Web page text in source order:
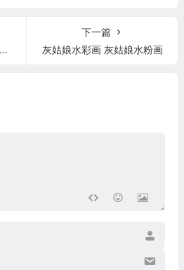
下一篇
灰姑娘水彩画 灰姑娘水粉画